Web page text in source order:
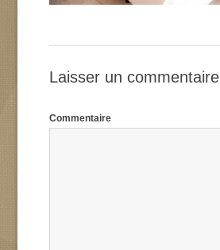
Laisser un commentaire
Commentaire